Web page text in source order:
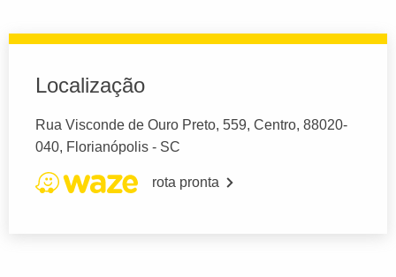
Localização
Rua Visconde de Ouro Preto, 559, Centro, 88020-
040, Florianópolis - SC
rota pronta